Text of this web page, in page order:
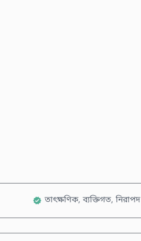
তাৎক্ষণিক, ব্যক্তিগত, নিরাপদ